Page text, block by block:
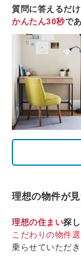
質問に答えるだけ
かんたん30秒で
理想の物件が
理想の住まい探し
こだわりの物件
乗らせていただき